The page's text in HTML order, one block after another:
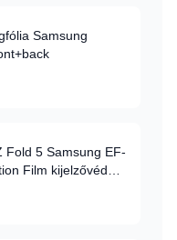
Samsung
Fold 5 Samsung EF-
Film kijelzővédő